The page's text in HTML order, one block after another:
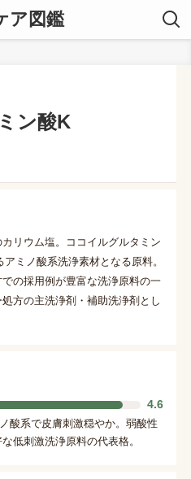
ア図鑑
ン酸K
リウム塩。ココイルグルタミン
ミノ酸系洗浄素材となる原料。
の採用例が豊富な洗浄原料の一
方の主洗浄剤・補助洗浄剤とし
4.6
酸系で皮膚刺激穏やか。弱酸性
低刺激洗浄原料の代表格。